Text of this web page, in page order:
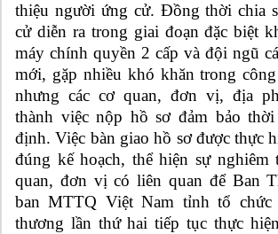
thiệu người ứng cử. Đồng thời chia
cử diễn ra trong giai đoạn đặc biệt
máy chính quyền 2 cấp và đội ngũ
mới, gặp nhiều khó khăn trong
nhưng các cơ quan, đơn vị, địa
thành việc nộp hồ sơ đảm bảo
định. Việc bàn giao hồ sơ được thực
đúng kế hoạch, thể hiện sự nghiêm
quan, đơn vị có liên quan để Ban
ban MTTQ Việt Nam tỉnh tổ
thương lần thứ hai tiếp tục thực